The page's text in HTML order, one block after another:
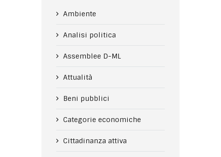
Ambiente
Analisi politica
Assemblee D-ML
Attualità
Beni pubblici
Categorie economiche
Cittadinanza attiva